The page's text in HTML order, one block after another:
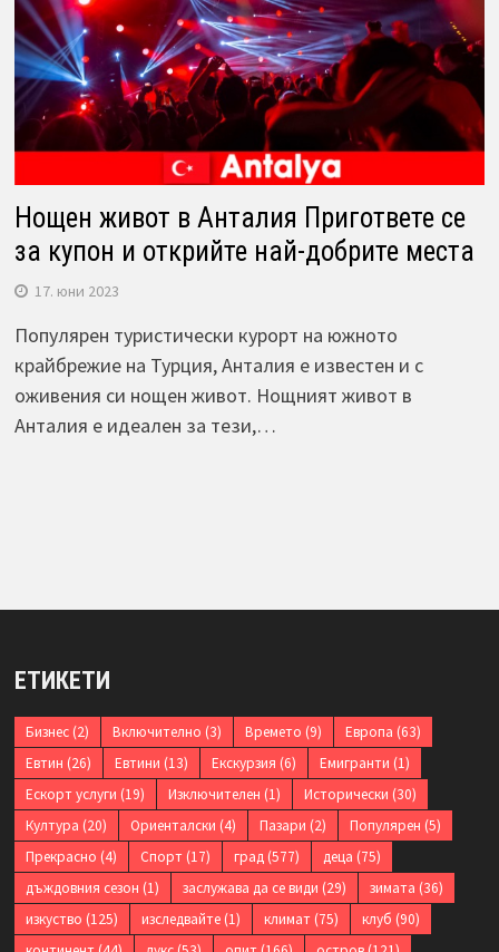
Нощен живот в Анталия Пригответе се
за купон и открийте най-добрите места
17. юни 2023
Популярен туристически курорт на южното
крайбрежие на Турция, Анталия е известен и с
оживения си нощен живот. Нощният живот в
Анталия е идеален за тези,…
ЕТИКЕТИ
Бизнес(2) Включително (3) Времето (9) Европа (63)
Евтин (26) Евтини (13) Екскурзия (6) Емигранти (1)
Ескорт услуги (19) Изключителен (1) Исторически (30)
Култура (20) Ориенталски (4) Пазари (2) Популярен (5)
Прекрасно (4) Спорт(17) град(577) деца (75)
дъждовния сезон (1) заслужава да се види (29) зимата (36)
изкуство (125) изследвайте(1) климат(75) клуб (90)